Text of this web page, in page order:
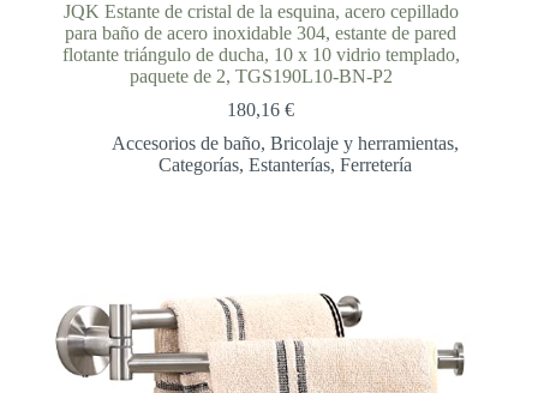
JQK Estante de cristal de la esquina, acero cepillado
para baño de acero inoxidable 304, estante de pared
flotante triángulo de ducha, 10 x 10 vidrio templado,
paquete de 2, TGS190L10-BN-P2
180,16€
Accesorios de baño, Bricolaje y herramientas,
Categorías, Estanterías, Ferretería